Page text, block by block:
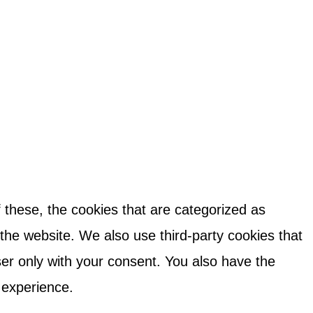
the cookies that are categorized as
website. We also use third-party cookies that
only with your consent. You also have the